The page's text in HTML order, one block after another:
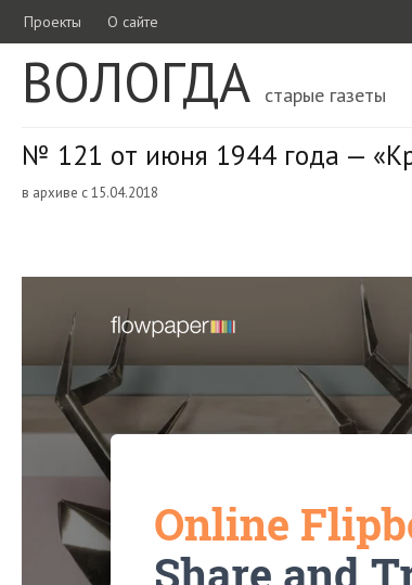
Проекты О сайте
ВОЛОГДА старые газеты
№ 121 от июня 1944 года —
в архиве с 15.04.2018